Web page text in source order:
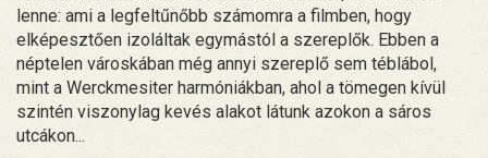
lenne: ami a legfeltűnőbb számomra a filmben, hogy
elképesztően izoláltak egymástól a szereplők. Ebben a
néptelen városkában még annyi szereplő sem téblábol,
mint a Werckmesiter harmóniákban, ahol a tömegen kívül
szintén viszonylag kevés alakot látunk azokon a sáros
utcákon...